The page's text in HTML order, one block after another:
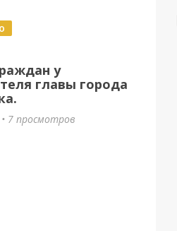
у
главы города
7 просмотров